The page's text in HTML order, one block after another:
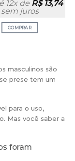
12x de R$13,74
sem juros
COMPRAR
masculinos são
prese tem um
para o uso,
Mas você saber a
foram